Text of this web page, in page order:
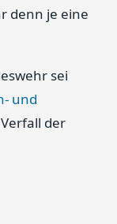
denn je eine
sei
und
der